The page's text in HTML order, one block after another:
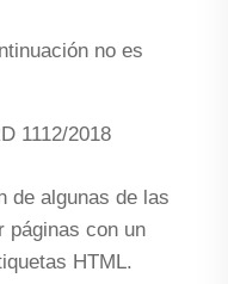
no es
1112/2018
de algunas de las
páginas con un
HTML.